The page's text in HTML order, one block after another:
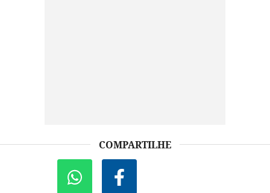
COMPARTILHE